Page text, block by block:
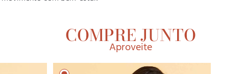
COMPRE JUNTO
Aproveite